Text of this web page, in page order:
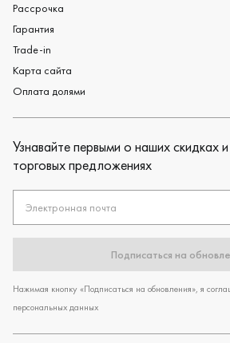
Рассрочка
Гарантия
Trade-in
Карта сайта
Оплата долями
Узнавайте первыми о наших скидках
торговых предложениях
Электронная почта
Подписаться на
Нажимая кнопку «Подписаться на обновления», я
персональных данных